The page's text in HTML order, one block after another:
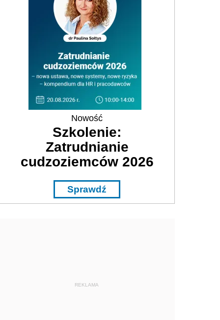
Nowość
Szkolenie:
Zatrudnianie
cudzoziemców 2026
Sprawdź
REKLAMA